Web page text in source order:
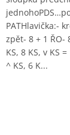
PATHlavička:-
zpět- 8 + 1 ŘO-
KS, 8 KS, v KS
^ KS, 6 K...